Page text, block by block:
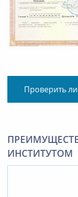
Проверить
ИНСТИТУТОМ